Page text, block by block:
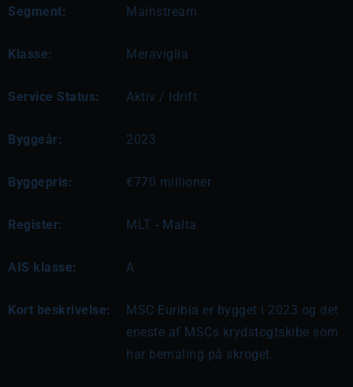
Segment: Mainstream
Klasse: Meraviglia
Service Status: Aktiv / Idrift
Byggeår: 2023
Byggepris: €770 millioner
Register: MLT - Malta
AIS klasse: A
Kort beskrivelse:
MSC Euribia er bygget i 2023 og det
eneste af MSCs krydstogtskibe som
har bemaling på skroget.